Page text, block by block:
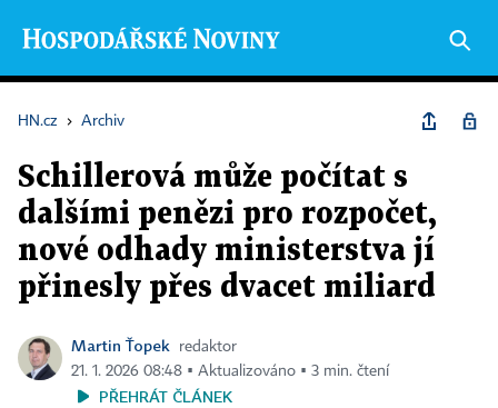
HN.cz › Archiv
Schillerová může počítat s
dalšími penězi pro rozpočet,
nové odhady ministerstva jí
přinesly přes dvacet miliard
Martin Ťopek
redaktor
21. 1. 2026 08:48 ▪ Aktualizováno ▪ 3 min. čtení
PŘEHRÁT ČLÁNEK